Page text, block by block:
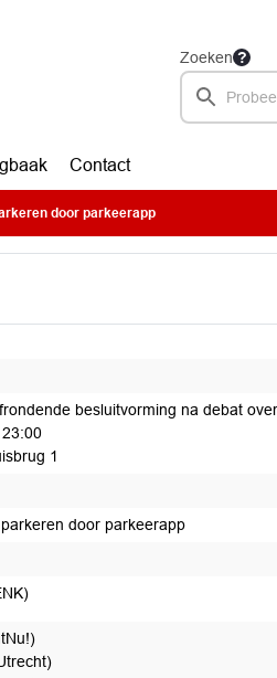
Zoeken
Contact
door parkeerapp
besluitvorming na debat
1
door parkeerapp